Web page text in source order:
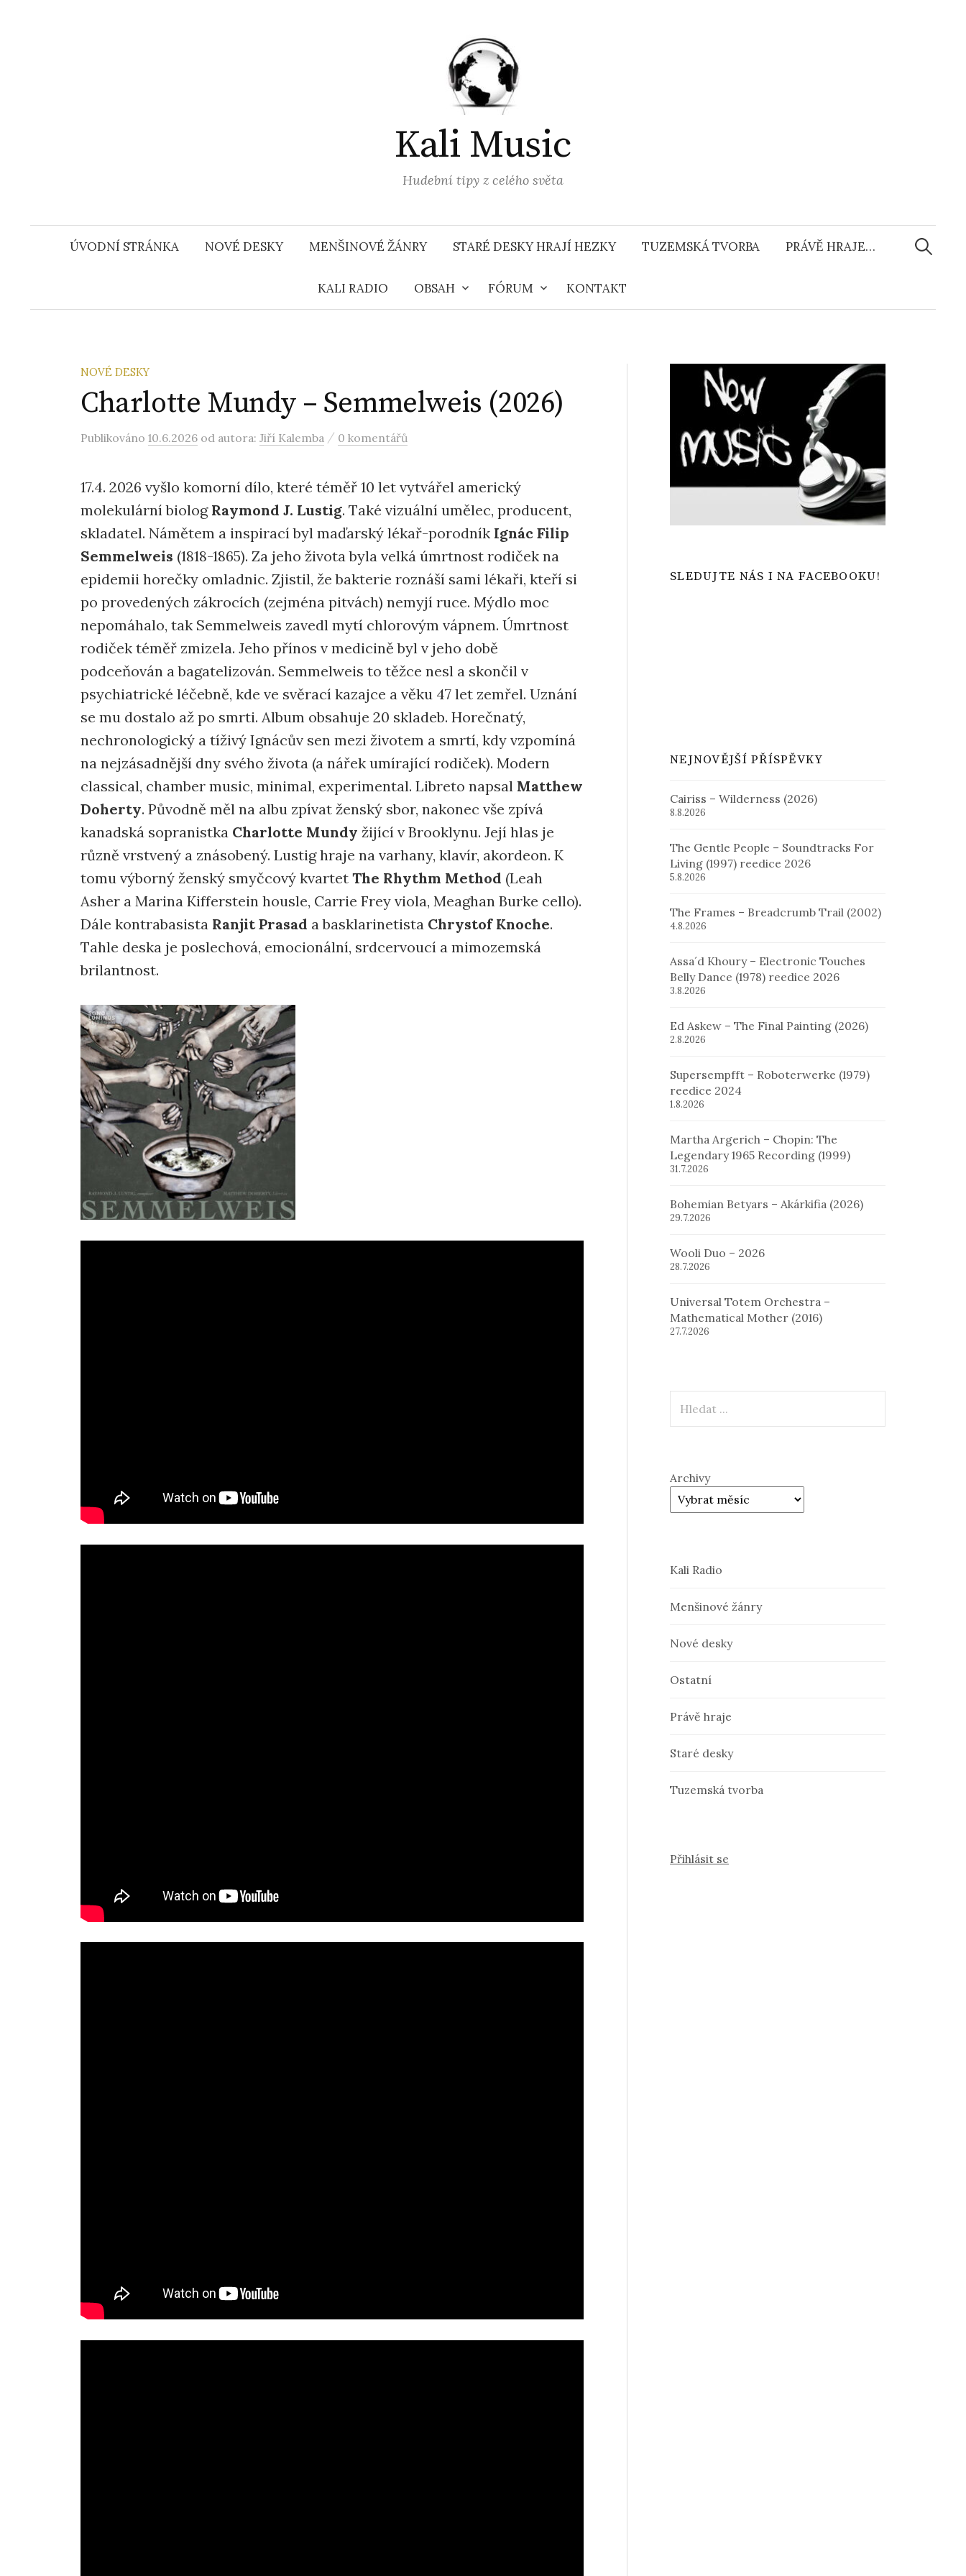
Kali Music
Hudební tipy z celého světa
ÚVODNÍ STRÁNKA NOVÉ DESKY MENŠINOVÉ ŽÁNRY STARÉ DESKY HRAJÍ HEZKY TUZEMSKÁ TVORBA PRÁVĚ HRAJE…
KALI RADIO OBSAH FÓRUM KONTAKT
NOVÉ DESKY
Charlotte Mundy – Semmelweis (2026)
Publikováno 10.6.2026 od autora: Jiří Kalemba / 0 komentářů
17.4. 2026 vyšlo komorní dílo, které téměř 10 let vytvářel americký
molekulární biolog Raymond J. Lustig. Také vizuální umělec, producent,
skladatel. Námětem a inspirací byl maďarský lékař-porodník Ignác Filip
Semmelweis (1818-1865). Za jeho života byla velká úmrtnost rodiček na
epidemii horečky omladnic. Zjistil, že bakterie roznáší sami lékaři, kteří si
po provedených zákrocích (zejména pitvách) nemyjí ruce. Mýdlo moc
nepomáhalo, tak Semmelweis zavedl mytí chlorovým vápnem. Úmrtnost
rodiček téměř zmizela. Jeho přínos v medicině byl v jeho době
podceňován a bagatelizován. Semmelweis to těžce nesl a skončil v
psychiatrické léčebně, kde ve svěrací kazajce a věku 47 let zemřel. Uznání
se mu dostalo až po smrti. Album obsahuje 20 skladeb. Horečnatý,
nechronologický a tíživý Ignácův sen mezi životem a smrtí, kdy vzpomíná
na nejzásadnější dny svého života (a nářek umírající rodiček). Modern
classical, chamber music, minimal, experimental. Libreto napsal Matthew
Doherty. Původně měl na albu zpívat ženský sbor, nakonec vše zpívá
kanadská sopranistka Charlotte Mundy žijící v Brooklynu. Její hlas je
různě vrstvený a znásobený. Lustig hraje na varhany, klavír, akordeon. K
tomu výborný ženský smyčcový kvartet The Rhythm Method (Leah
Asher a Marina Kifferstein housle, Carrie Frey viola, Meaghan Burke cello).
Dále kontrabasista Ranjit Prasad a basklarinetista Chrystof Knoche.
Tahle deska je poslechová, emocionální, srdcervoucí a mimozemská
brilantnost.
SLEDUJTE NÁS I NA FACEBOOKU!
NEJNOVĚJŠÍ PŘÍSPĚVKY
Cairiss – Wilderness (2026)
8.8.2026
The Gentle People – Soundtracks For
Living (1997) reedice 2026
5.8.2026
The Frames – Breadcrumb Trail (2002)
4.8.2026
Assa´d Khoury – Electronic Touches
Belly Dance (1978) reedice 2026
3.8.2026
Ed Askew – The Final Painting (2026)
2.8.2026
Supersempfft – Roboterwerke (1979)
reedice 2024
1.8.2026
Martha Argerich – Chopin: The
Legendary 1965 Recording (1999)
31.7.2026
Bohemian Betyars – Akárkifia (2026)
29.7.2026
Wooli Duo – 2026
28.7.2026
Universal Totem Orchestra –
Mathematical Mother (2016)
27.7.2026
Archivy
Kali Radio
Menšinové žánry
Nové desky
Ostatní
Právě hraje
Staré desky
Tuzemská tvorba
Přihlásit se